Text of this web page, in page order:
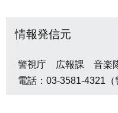
情報発信元
警視庁 広報課 音楽
電話：03-3581-4321（